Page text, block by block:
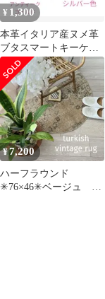
¥ 1,300
本革イタリア産ヌメ革
ブタスマートキーケー
スキーケースハンドメ
イドレザークラフト
¥7,200
ハーフラウンド
✳︎76×46✳︎ベージュ